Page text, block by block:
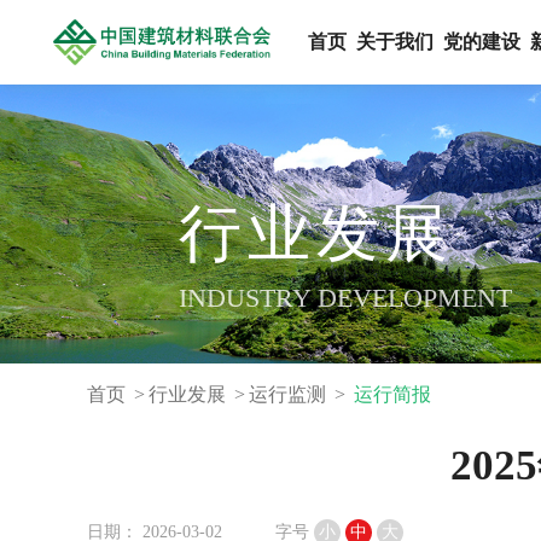
首页 关于我们 党的建设
行业发展
INDUSTRY DEVELOPMENT
首页 行业发展 运行监测 运行简报
日期： 2026-03-02 字号 小 中 大